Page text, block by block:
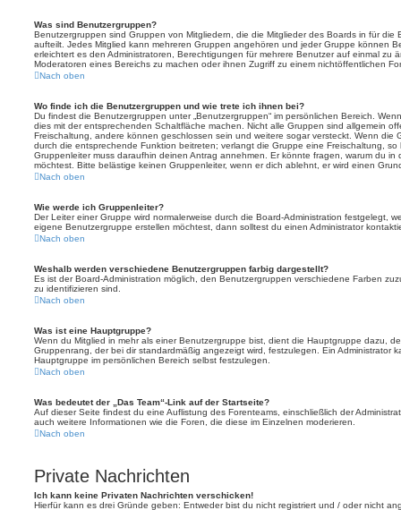
Was sind Benutzergruppen?
Benutzergruppen sind Gruppen von Mitgliedern, die die Mitglieder des Boards in für die
aufteilt. Jedes Mitglied kann mehreren Gruppen angehören und jeder Gruppe können
erleichtert es den Administratoren, Berechtigungen für mehrere Benutzer auf einmal zu
Moderatoren eines Bereichs zu machen oder ihnen Zugriff zu einem nichtöffentlichen
Nach oben
Wo finde ich die Benutzergruppen und wie trete ich ihnen bei?
Du findest die Benutzergruppen unter „Benutzergruppen“ im persönlichen Bereich.
dies mit der entsprechenden Schaltfläche machen. Nicht alle Gruppen sind allgemein
Freischaltung, andere können geschlossen sein und weitere sogar versteckt. Wenn die
durch die entsprechende Funktion beitreten; verlangt die Gruppe eine Freischaltung,
Gruppenleiter muss daraufhin deinen Antrag annehmen. Er könnte fragen, warum du in
möchtest. Bitte belästige keinen Gruppenleiter, wenn er dich ablehnt, er wird einen
Nach oben
Wie werde ich Gruppenleiter?
Der Leiter einer Gruppe wird normalerweise durch die Board-Administration festgelegt,
eigene Benutzergruppe erstellen möchtest, dann solltest du einen Administrator
Nach oben
Weshalb werden verschiedene Benutzergruppen farbig dargestellt?
Es ist der Board-Administration möglich, den Benutzergruppen verschiedene Farben
zu identifizieren sind.
Nach oben
Was ist eine Hauptgruppe?
Wenn du Mitglied in mehr als einer Benutzergruppe bist, dient die Hauptgruppe dazu,
Gruppenrang, der bei dir standardmäßig angezeigt wird, festzulegen. Ein Administrator
Hauptgruppe im persönlichen Bereich selbst festzulegen.
Nach oben
Was bedeutet der „Das Team“-Link auf der Startseite?
Auf dieser Seite findest du eine Auflistung des Forenteams, einschließlich der
auch weitere Informationen wie die Foren, die diese im Einzelnen moderieren.
Nach oben
Private Nachrichten
Ich kann keine Privaten Nachrichten verschicken!
Hierfür kann es drei Gründe geben: Entweder bist du nicht registriert und / oder nicht